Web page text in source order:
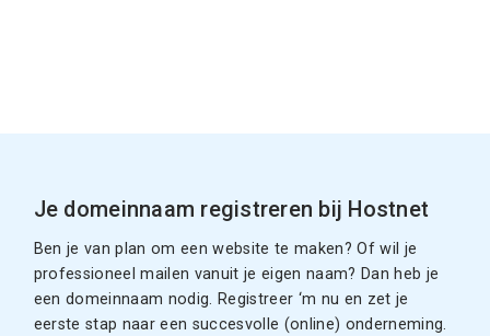
Je domeinnaam registreren bij Hostnet
Ben je van plan om een website te maken? Of wil je
professioneel mailen vanuit je eigen naam? Dan heb je
een domeinnaam nodig. Registreer ‘m nu en zet je
eerste stap naar een succesvolle (online) onderneming.